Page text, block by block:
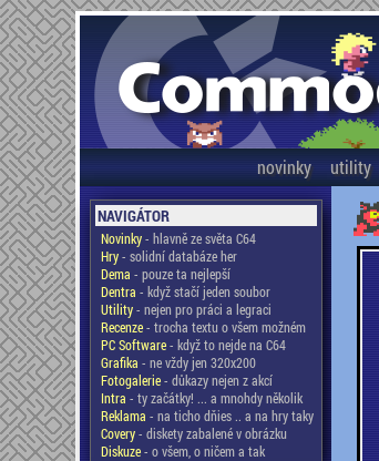
novinky utility
NAVIGÁTOR
Novinky- hlavně ze světa C64
Hry- solidní databáze her
Dema - pouze ta nejlepší
Dentra - když stačí jeden soubor
Utility- nejen pro práci a legraci
Recenze- trocha textu o všem možném
PC Software- když to nejde na C64
Grafika - ne vždy jen 320x200
Fotogalerie- důkazy nejen z akcí
Intra - ty začátky! ... a mnohdy několik
Reklama - na ticho dňies .. a na hry taky
Covery- diskety zabalené v obrázku
Diskuze- o všem, o ničem a tak